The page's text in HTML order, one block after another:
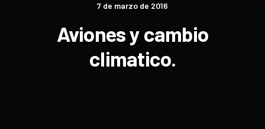
7 de marzo de 2016
Aviones y cambio
climatico.